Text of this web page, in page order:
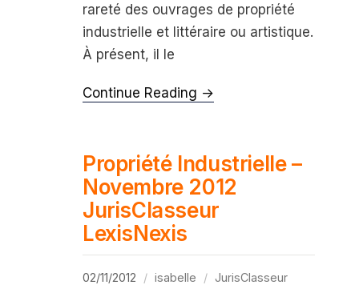
rareté des ouvrages de propriété
industrielle et littéraire ou artistique.
À présent, il le
Continue Reading →
Propriété Industrielle –
Novembre 2012
JurisClasseur
LexisNexis
02/11/2012 isabelle
JurisClasseur